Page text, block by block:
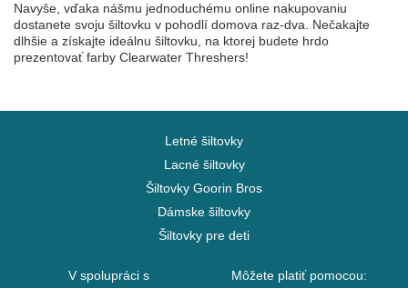
Navyše, vďaka nášmu jednoduchému online nakupovaniu
dostanete svoju šiltovku v pohodlí domova raz-dva. Nečakajte
dlhšie a získajte ideálnu šiltovku, na ktorej budete hrdo
prezentovať farby Clearwater Threshers!
Letné šiltovky
Lacné šiltovky
Šiltovky Goorin Bros
Dámske šiltovky
Šiltovky pre deti
V spolupráci s
Môžete platiť pomocou: